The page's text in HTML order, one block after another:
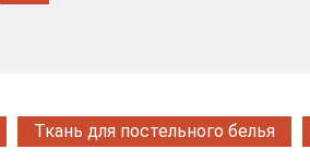
Ткань для постельного белья